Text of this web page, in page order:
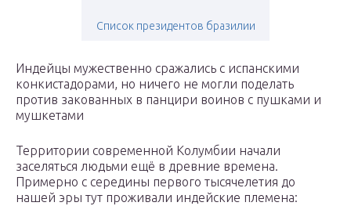
Список президентов бразилии
Индейцы мужественно сражались с испанскими
конкистадорами, но ничего не могли поделать
против закованных в панцири воинов с пушками и
мушкетами
Территории современной Колумбии начали
заселяться людьми ещё в древние времена.
Примерно с середины первого тысячелетия до
нашей эры тут проживали индейские племена: